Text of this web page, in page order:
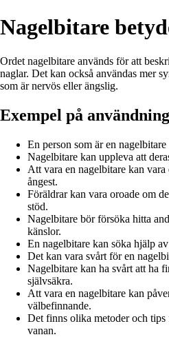
Nagelbitare
Ordet nagelbitare används för att
naglar. Det kan också användas mer
som är nervös eller ängslig.
Exempel på användning
En person som är en
Nagelbitare kan uppleva att
Att vara en nagelbitare kan vara
ångest.
Föräldrar kan vara oroade om
stöd.
Nagelbitare bör försöka hitta
känslor.
En nagelbitare kan söka hjälp
Det kan vara svårt för en
Nagelbitare kan ha svårt att ha
självsäkra.
Att vara en nagelbitare kan
välbefinnande.
Det finns olika metoder och
vanan.